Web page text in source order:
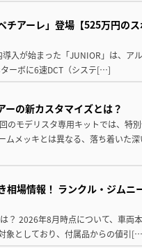
チアーレ」登場【525万円の
入が始まった「JUNIOR」は、ア
ーボに6速DCT（システ[…]
の新カスタマイズとは？
のモデリスタ専用キットでは、特
ムメッキとは異なる、落ち着いた
相場情報！ ランクル・ジムニ
？ 2026年8月時点について、車両
象としており、付属品からの値引